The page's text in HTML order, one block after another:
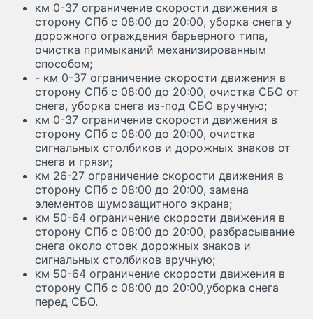
км 0-37 ограничение скорости движения в
сторону СПб с 08:00 до 20:00, уборка снега у
дорожного ограждения барьерного типа,
очистка примыканий механизированным
способом;
- км 0-37 ограничение скорости движения в
сторону СПб с 08:00 до 20:00, очистка СБО от
снега, уборка снега из-под СБО вручную;
км 0-37 ограничение скорости движения в
сторону СПб с 08:00 до 20:00, очистка
сигнальных столбиков и дорожных знаков от
снега и грязи;
км 26-27 ограничение скорости движения в
сторону СПб с 08:00 до 20:00, замена
элементов шумозащитного экрана;
км 50-64 ограничение скорости движения в
сторону СПб с 08:00 до 20:00, разбрасывание
снега около стоек дорожных знаков и
сигнальных столбиков вручную;
км 50-64 ограничение скорости движения в
сторону СПб с 08:00 до 20:00,уборка снега
перед СБО.